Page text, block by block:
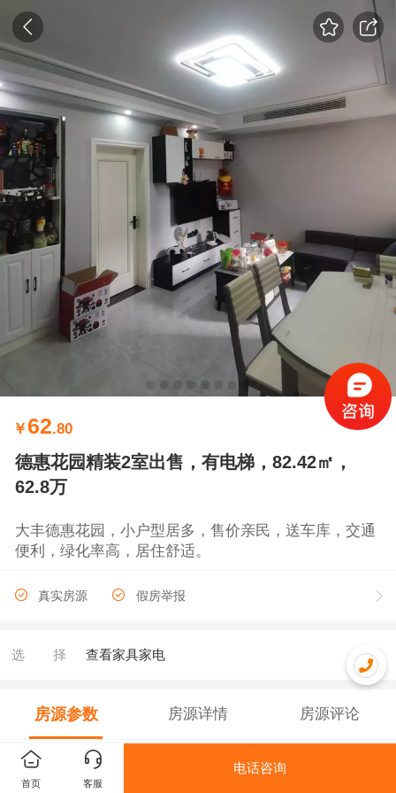
￥ 62.80
德惠花园精装2室出售，有电梯，82.42㎡，
62.8万
大丰德惠花园，小户型居多，售价亲民，送车库，交通
便利，绿化率高，居住舒适。
真实房源 假房举报
选择 查看家具家电
房源参数 房源详情 房源评论
售房编号
首页 客服
电话咨询